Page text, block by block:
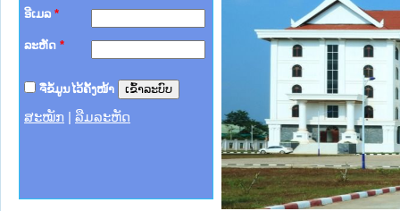
ອີເມລ *
ລະຫັດ *
ຈື່ຂໍ້ມູນໄວ້ຄັ້ງໜ້າ
ສະໝັກ ລືມລະຫັດ
ທຳແຫ່ງຊາດ
ການ
ກາງ
ກໃຕ້
ນຕຳຫຼວດປະຊາຊົນ
ສັນຕິບານປະຊາຊົນ
ກເໜືອ
ຊາຊົນ ພາກກາງ